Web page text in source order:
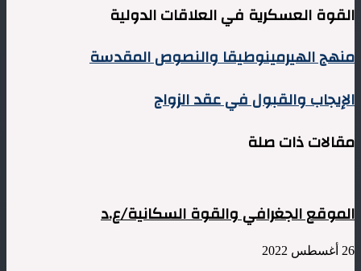
القوة العسكرية في العلاقات الدولية
منهج
الهيرمينوطيقا
المقدسة
منهج الهيرمينوطيقا والنصوص المقدسة
الإيجاب
والقبول
عقد
الإيجاب والقبول في عقد الزواج
مقالات ذات صلة
الموقع الجغرافي والقوة السكانية/ع.د
26 أغسطس 2022